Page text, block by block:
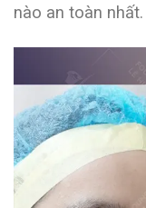
nào an toàn nhất.